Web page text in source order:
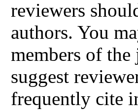
reviewers
authors. You
members of
suggest
frequently cite